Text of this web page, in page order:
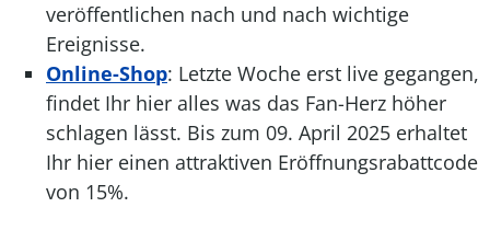
veröffentlichen nach und nach wichtige
Ereignisse.
Online-Shop: Letzte Woche erst live gegangen,
findet Ihr hier alles was das Fan-Herz höher
schlagen lässt. Bis zum 09. April 2025 erhaltet
Ihr hier einen attraktiven Eröffnungsrabattcode
von 15%.